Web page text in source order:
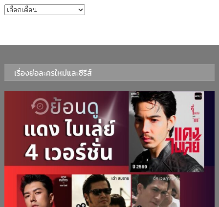
บทความรายเดือน
เรื่องย่อละครใหม่และซีรีส์